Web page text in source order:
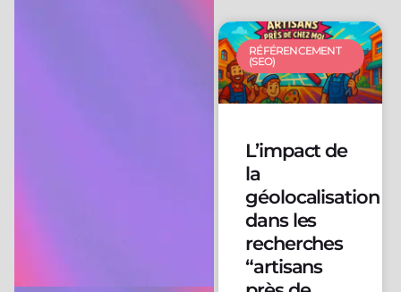
RÉFÉRENCEMENT
(SEO)
L’impact de
la
géolocalisation
dans les
recherches
“artisans